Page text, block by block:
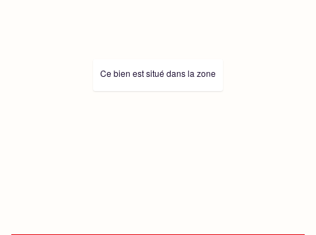
Ce bien est situé dans la zone